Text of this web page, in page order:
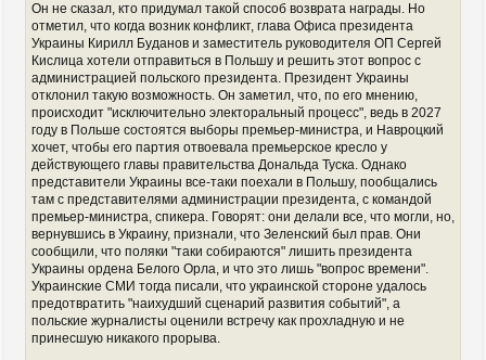
Он не сказал, кто придумал такой способ возврата награды. Но
отметил, что когда возник конфликт, глава Офиса президента
Украины Кирилл Буданов и заместитель руководителя ОП Сергей
Кислица хотели отправиться в Польшу и решить этот вопрос с
администрацией польского президента. Президент Украины
отклонил такую возможность. Он заметил, что, по его мнению,
происходит "исключительно электоральный процесс", ведь в 2027
году в Польше состоятся выборы премьер-министра, и Навроцкий
хочет, чтобы его партия отвоевала премьерское кресло у
действующего главы правительства Дональда Туска. Однако
представители Украины все-таки поехали в Польшу, пообщались
там с представителями администрации президента, с командой
премьер-министра, спикера. Говорят: они делали все, что могли, но,
вернувшись в Украину, признали, что Зеленский был прав. Они
сообщили, что поляки "таки собираются" лишить президента
Украины ордена Белого Орла, и что это лишь "вопрос времени".
Украинские СМИ тогда писали, что украинской стороне удалось
предотвратить "наихудший сценарий развития событий", а
польские журналисты оценили встречу как прохладную и не
принесшую никакого прорыва.